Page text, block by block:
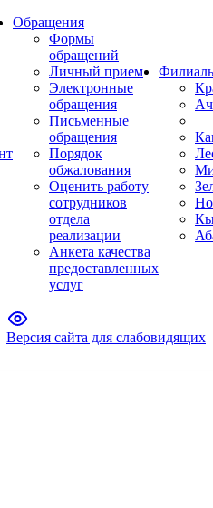
Обращения
Формы
обращений
Личный прием
Электронные
обращения
Письменные
обращения
Порядок
обжалования
Оценить работу
сотрудников
отдела
реализации
Анкета качества
предоставленных
услуг
Версия сайта для слабовидящих